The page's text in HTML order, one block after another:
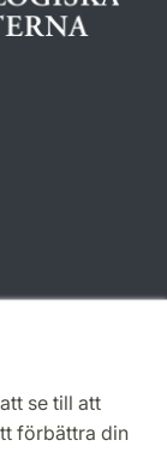
se till att
förbättra din